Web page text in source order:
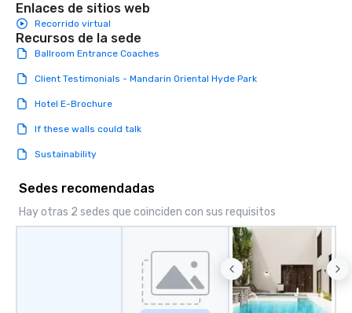
Enlaces de sitios web
Recorrido virtual
Recursos de la sede
Ballroom Entrance Coaches
Client Testimonials - Mandarin Oriental Hyde Park
Hotel E-Brochure
If these walls could talk
Sustainability
Sedes recomendadas
Hay otras 2 sedes que coinciden con sus requisitos